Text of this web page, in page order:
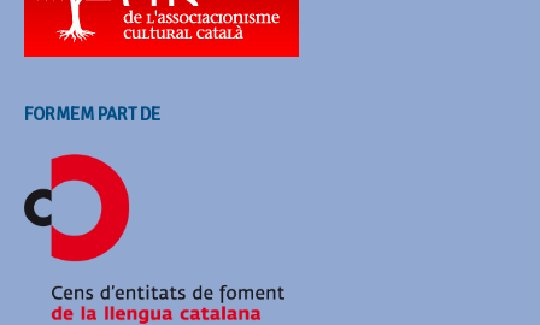
FORMEM PART DE